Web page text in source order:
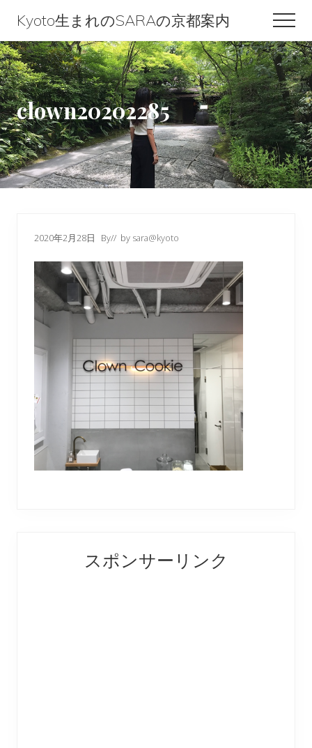
content
primary
sidebar
footer
Kyoto生まれのSARAの京都案内
Kyoto
生
ま
れ
の
SARA
の
clown20202285
2020年2月28日 By// by sara@kyoto
Interactions
Sidebarスポンサーリンク